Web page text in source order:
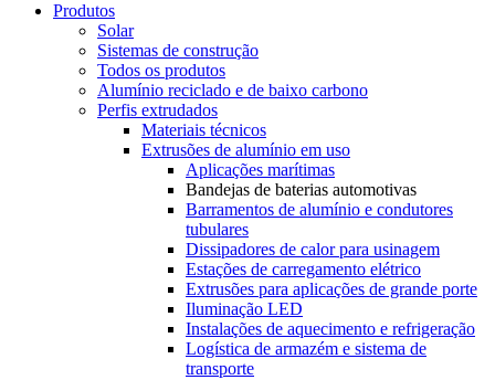
Produtos
Solar
Sistemas de construção
Todos os produtos
Alumínio reciclado e de baixo carbono
Perfis extrudados
Materiais técnicos
Extrusões de alumínio em uso
Aplicações marítimas
Bandejas de baterias automotivas
Barramentos de alumínio e condutores
tubulares
Dissipadores de calor para usinagem
Estações de carregamento elétrico
Extrusões para aplicações de grande porte
Iluminação LED
Instalações de aquecimento e refrigeração
Logística de armazém e sistema de
transporte